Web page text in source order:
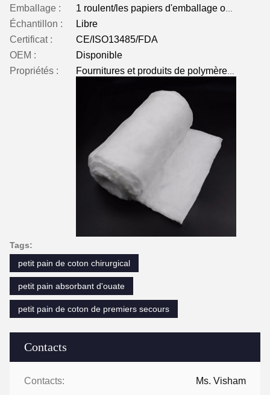
Contacts
Contacts: Ms. Visham
Emballage :
1 roulent/les papiers d'emballage ou poly-sac bleus
Échantillon :
Libre
Certificat :
CE/ISO13485/FDA
OEM :
Disponible
Propriétés :
Fournitures et produits de polymère médicaux
Tags:
petit pain de coton chirurgical
petit pain absorbant d'ouate
petit pain de coton de premiers secours